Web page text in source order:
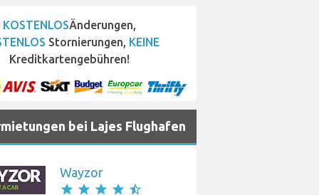
KOSTENLOSÄnderungen,
Stornierungen, KEINE
Kreditkartengebühren!
bei Lajes Flughafen
Wayzor
star star star star star_half